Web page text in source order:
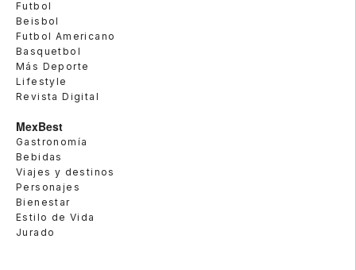
Futbol
Beisbol
Futbol Americano
Basquetbol
Más Deporte
Lifestyle
Revista Digital
MexBest
Gastronomía
Bebidas
Viajes y destinos
Personajes
Bienestar
Estilo de Vida
Jurado